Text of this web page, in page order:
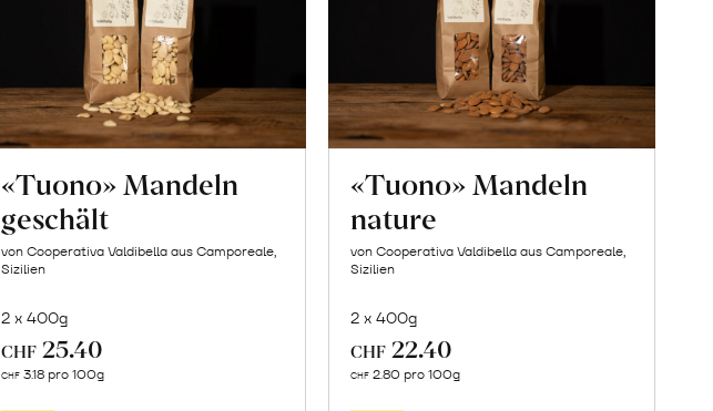
«Tuono» Mandeln
geschält
von Cooperativa Valdibella aus Camporeale,
Sizilien
2 x 400g
CHF 25.40
CHF 3.18 pro 100g
«Tuono» Mandeln
nature
von Cooperativa Valdibella aus Camporeale,
Sizilien
2 x 400g
CHF 22.40
CHF 2.80 pro 100g